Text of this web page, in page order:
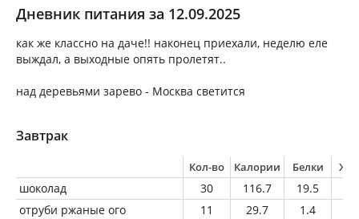
Дневник питания за 12.09.2025
как же классно на даче!! наконец приехали, неделю еле
выждал, а выходные опять пролетят..
над деревьями зарево - Москва светится
Завтрак
Кол-во Калории Белки
шоколад 30 116.7 19.5
отруби ржаные ого
11 29.7 1.4